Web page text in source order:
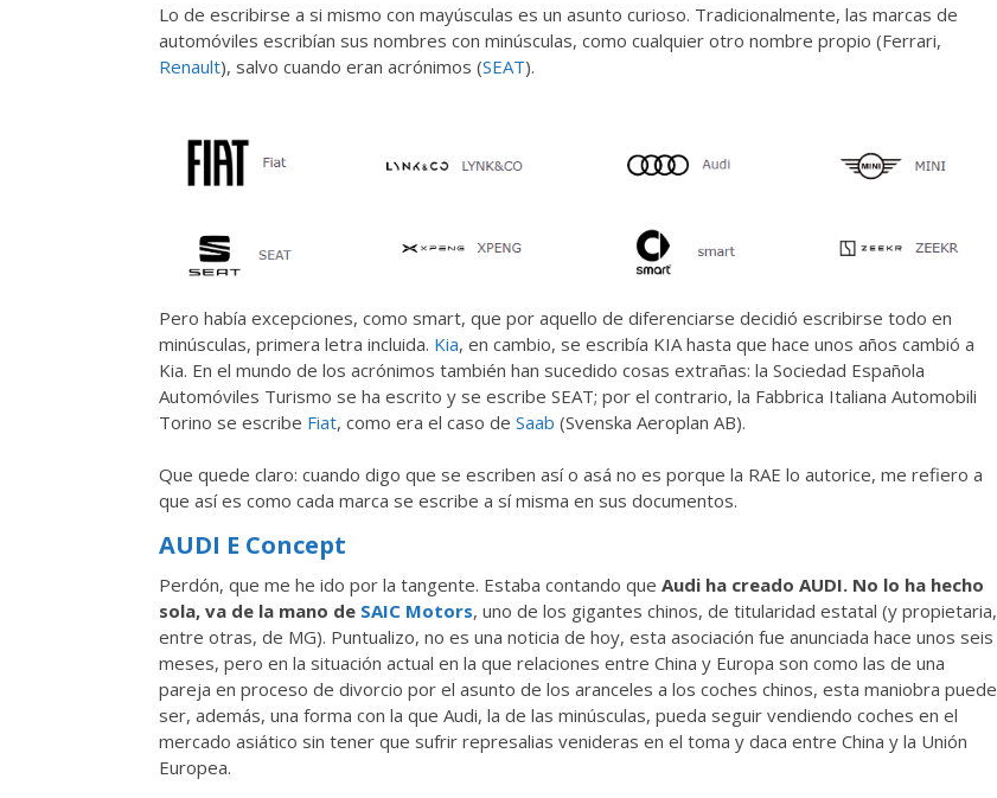
Lo de escribirse a si mismo con mayúsculas es un asunto curioso. Tradicionalmente, las marcas de
automóviles escribían sus nombres con minúsculas, como cualquier otro nombre propio (Ferrari,
Renault), salvo cuando eran acrónimos (SEAT).
Pero había excepciones, como smart, que por aquello de diferenciarse decidió escribirse todo en
minúsculas, primera letra incluida. Kia, en cambio, se escribía KIA hasta que hace unos años cambió a
Kia. En el mundo de los acrónimos también han sucedido cosas extrañas: la Sociedad Española
Automóviles Turismo se ha escrito y se escribe SEAT; por el contrario, la Fabbrica Italiana Automobili
Torino se escribe Fiat, como era el caso deSaab (Svenska Aeroplan AB).
Que quede claro: cuando digo que se escriben así o asá no es porque la RAE lo autorice, me refiero a
que así es como cada marca se escribe a sí misma en sus documentos.
AUDI E Concept
Perdón, que me he ido por la tangente. Estaba contando queAudi ha creado AUDI. No lo ha hecho
sola, va de la mano de SAIC Motors, uno de los gigantes chinos, de titularidad estatal (y propietaria,
entre otras, de MG). Puntualizo, no es una noticia de hoy, esta asociación fue anunciada hace unos seis
meses, pero en la situación actual en la que relaciones entre China y Europa son como las de una
pareja en proceso de divorcio por el asunto de los aranceles a los coches chinos, esta maniobra puede
ser, además, una forma con la que Audi, la de las minúsculas, pueda seguir vendiendo coches en el
mercado asiático sin tener que sufrir represalias venideras en el toma y daca entre China y la Unión
Europea.